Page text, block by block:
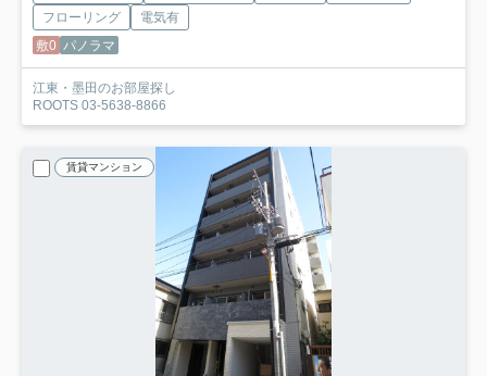
フローリング
電気有
敷0 パノラマ
江東・墨田のお部屋探し
ROOTS 03-5638-8866
賃貸マンション